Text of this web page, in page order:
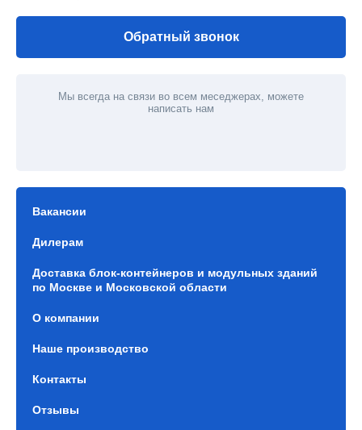
Мы всегда на связи во всем меседжерах, можете
написать нам
Обратный звонок
Вакансии
Дилерам
Доставка блок-контейнеров и модульных зданий
по Москве и Московской области
О компании
Наше производство
Контакты
Отзывы